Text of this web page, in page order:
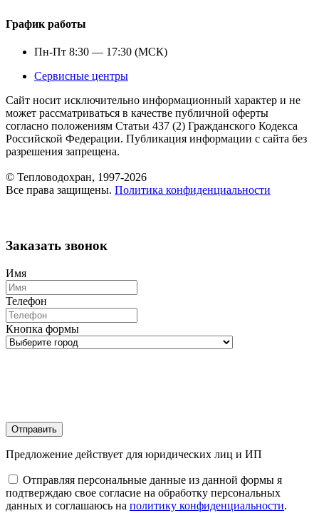
График работы
Пн-Пт 8:30 — 17:30 (МСК)
Сервисные центры
Сайт носит исключительно информационный характер и не
может рассматриваться в качестве публичной оферты
согласно положениям Статьи 437 (2) Гражданского Кодекса
Российской Федерации. Публикация информации с сайта без
разрешения запрещена.
© Тепловодохран, 1997-2026
Все права защищены. Политика конфиденциальности
Заказать звонок
Имя
Телефон
Кнопка формы
Отправить
Предложение действует для юридических лиц и ИП
Отправляя персональные данные из данной формы я
подтверждаю свое согласие на обработку персональных
данных и соглашаюсь на политику конфиденциальности.